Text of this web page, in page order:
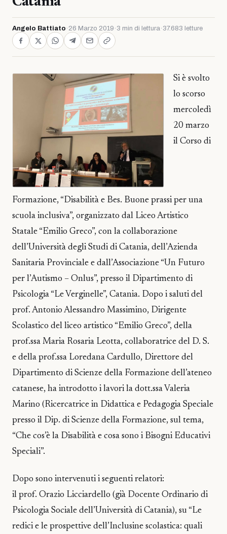
Angelo Battiato · 26 Marzo 2019 · 3 min di lettura· 37.683 letture
Si è svolto
lo scorso
mercoledì
20 marzo
il Corso di
Formazione, “Disabilità e Bes. Buone prassi per una
scuola inclusiva”, organizzato dal Liceo Artistico
Statale “Emilio Greco”, con la collaborazione
dell’Università degli Studi di Catania, dell’Azienda
Sanitaria Provinciale e dall’Associazione “Un Futuro
per l’Autismo – Onlus”, presso il Dipartimento di
Psicologia “Le Verginelle”, Catania. Dopo i saluti del
prof. Antonio Alessandro Massimino, Dirigente
Scolastico del liceo artistico “Emilio Greco”, della
prof.ssa Maria Rosaria Leotta, collaboratrice del D. S.
e della prof.ssa Loredana Cardullo, Direttore del
Dipartimento di Scienze della Formazione dell’ateneo
catanese, ha introdotto i lavori la dott.ssa Valeria
Marino (Ricercatrice in Didattica e Pedagogia Speciale
presso il Dip. di Scienze della Formazione, sul tema,
“Che cos’è la Disabilità e cosa sono i Bisogni Educativi
Speciali”.
Dopo sono intervenuti i seguenti relatori:
il prof. Orazio Licciardello (già Docente Ordinario di
Psicologia Sociale dell’Università di Catania), su “Le
redici e le prospettive dell’Inclusine scolastica: quali